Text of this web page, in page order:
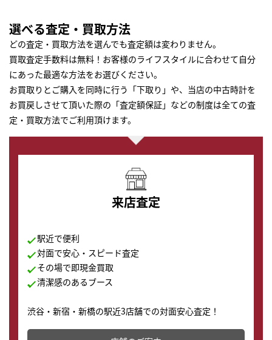
選べる査定・買取方法
どの査定・買取方法を選んでも査定額は変わりません。
買取査定手数料は無料！お客様のライフスタイルに合わせて自分
にあった最適な方法をお選びください。
お買取りとご購入を同時に行う「下取り」や、当店の中古時計を
お買戻しさせて頂いた際の「査定額保証」などの制度は全ての査
定・買取方法でご利用頂けます。
来店査定
駅近で便利
対面で安心・スピード査定
その場で即現金買取
清潔感のあるブース
渋谷・新宿・新橋の駅近3店舗での対面安心査定！
その場で現金買取致します。渋谷本店では、時計販売の